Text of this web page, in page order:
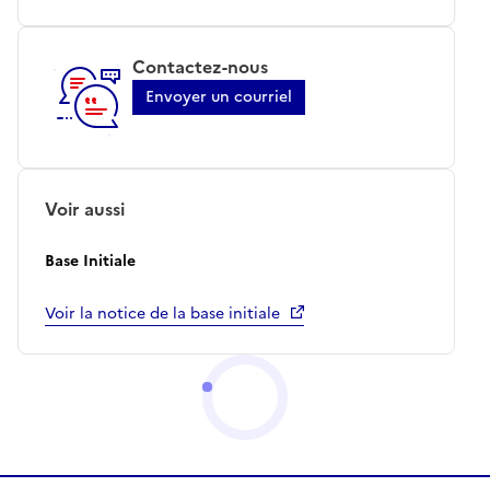
Contactez-nous
Envoyer un courriel
Voir aussi
Base Initiale
Voir la notice de la base initiale